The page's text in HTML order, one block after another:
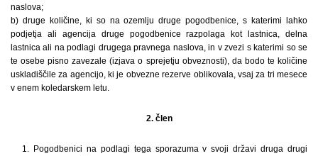
naslova;
b) druge količine, ki so na ozemlju druge pogodbenice, s katerimi lahko
podjetja ali agencija druge pogodbenice razpolaga kot lastnica, delna
lastnica ali na podlagi drugega pravnega naslova, in v zvezi s katerimi so se
te osebe pisno zavezale (izjava o sprejetju obveznosti), da bodo te količine
uskladiščile za agencijo, ki je obvezne rezerve oblikovala, vsaj za tri mesece
v enem koledarskem letu.
2. člen
1. Pogodbenici na podlagi tega sporazuma v svoji državi druga drugi